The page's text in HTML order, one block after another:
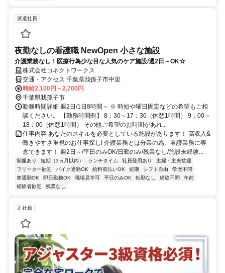
派遣社員
夜勤なしの看護職 NewOpen 小さな施設
介護業務なし！医療行為少な目な人気のケア施設/週2日～OK☆
株式会社コネクトワークス
交通・アクセス 千葉県我孫子市中里
時給2,100円～2,700円
千葉県我孫子市
勤務時間詳細 週2日/1日8時間～ ※ 時短や曜日固定などの希望もご相
談ください。 【勤務時間例】 8：30～17：30（休憩1時間） 9：00～
18：00（休憩1時間） その他ご希望のお時間があれ...
仕事内容 あなたのスキルを必要としている施設があります！ 高収入&
働きやすさ重視のお仕事探し! 介護業務とは分業の為、看護業務に専
念できます！ 週2日～/平日のみOK/日勤のみ/残業なし/施設未経験...
制服あり 短期（3ヵ月以内） ランチタイム 社員登用あり
主婦・主夫歓迎
フリーター歓迎
バイク通勤OK 給料前払いOK 短期 シフト自由
学歴不問
車通勤OK
即日勤務OK 職場見学可 平日のみOK 転勤なし 経験不問
午前
経験者歓迎
残業なし
正社員